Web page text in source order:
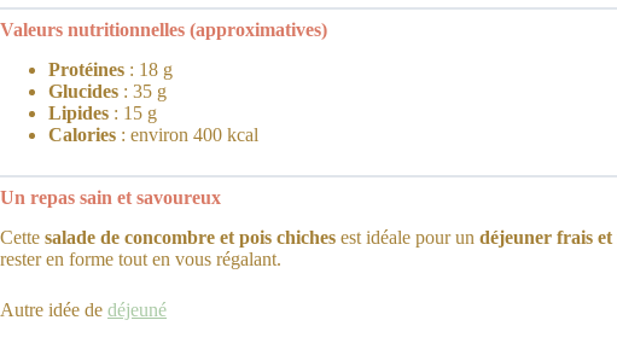
Valeurs nutritionnelles (approximatives)
Protéines : 18 g
Glucides : 35 g
Lipides : 15 g
Calories : environ 400 kcal
Un repas sain et savoureux
Cette salade de concombre et pois chiches est idéale pour un déjeuner frais
rester en forme tout en vous régalant.
Autre idée de déjeuné